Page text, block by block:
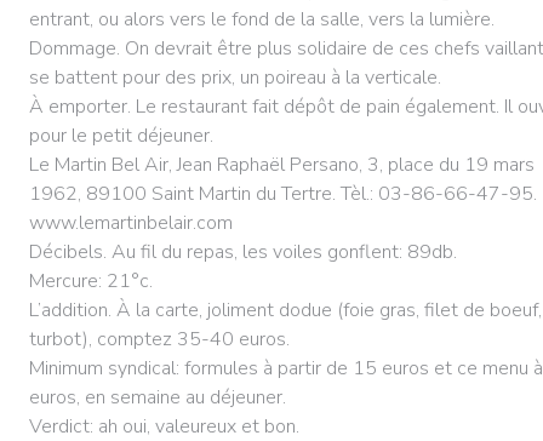
entrant, ou alors vers le fond de la salle, vers la lumière.
Dommage. On devrait être plus solidaire de ces chefs
se battent pour des prix, un poireau à la verticale.
À emporter. Le restaurant fait dépôt de pain également. Il
pour le petit déjeuner.
Le Martin Bel Air, Jean Raphaël Persano, 3, place du 19 mars
1962, 89100 Saint Martin du Tertre. Tèl.: 03-86-66-47-95.
www.lemartinbelair.com
Décibels. Au fil du repas, les voiles gonflent: 89db.
Mercure: 21°c.
L’addition. À la carte, joliment dodue (foie gras, filet de boeuf,
turbot), comptez 35-40 euros.
Minimum syndical: formules à partir de 15 euros et ce menu
euros, en semaine au déjeuner.
Verdict: ah oui, valeureux et bon.